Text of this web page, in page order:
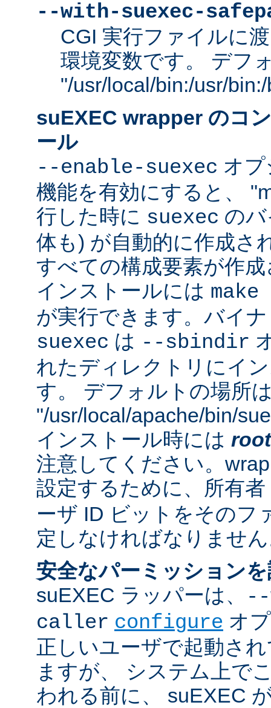
--with-suexec-
CGI 実行ファイルに
環境変数です。 デフ
"/usr/local/bin:/usr/
suEXEC wrapper のコ
ール
--enable-suexec オ
機能を有効にすると、
行した時に suexec の
体も) が自動的に作成さ
すべての構成要素が作
インストールには
が実行できます。バイ
suexec は --sbindir
れたディレクトリにイ
す。 デフォルトの場所
"/usr/local/apache/bin/
インストール時には root
注意してください。
設定するために、所有者
ーザ ID ビットをそのフ
定しなければなりませ
安全なパーミッション
suEXEC ラッパーは、
caller configure オ
正しいユーザで起動さ
ますが、 システム上で
われる前に、 suEXEC